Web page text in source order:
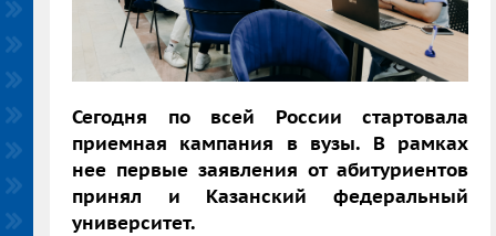
Сегодня по всей России стартовала
приемная кампания в вузы. В рамках
нее первые заявления от абитуриентов
принял и Казанский федеральный
университет.